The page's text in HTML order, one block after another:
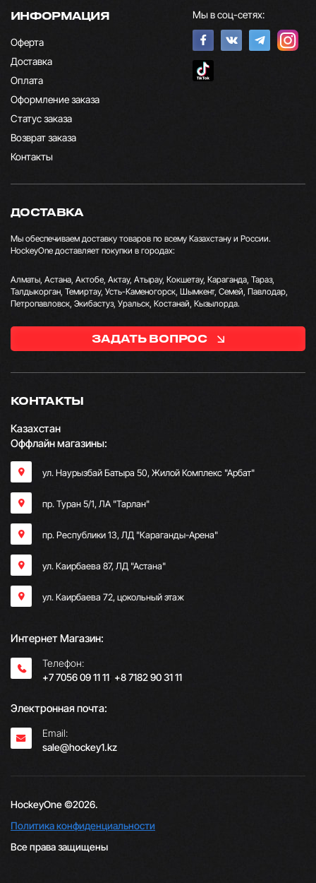
ИНФОРМАЦИЯ
Оферта
Доставка
Оплата
Оформление заказа
Статус заказа
Возврат заказа
Контакты
Мы в соц-сетях:
КОНТАКТЫ
Казахстан
Оффлайн магазины:
ул. Наурызбай Батыра 50, Жилой Комплекс "Арбат"
пр. Туран 5/1, ЛА "Тарлан"
пр. Республики 13, ​ЛД "Караганды-Арена"
ул. Каирбаева 87, ЛД "Астана"
ул. Каирбаева 72, цокольный этаж
Интернет Магазин:
Телефон:
+7 7056 09 11 11; +8 7182 90 31 11
Электронная почта:
Email:
sale@hockey1.kz
ДОСТАВКА
Мы обеспечиваем доставку товаров по всему Казахстану и России.
HockeyOne доставляет покупки в городах:
Алматы, Астана, Актобе, Актау, Атырау, Кокшетау, Караганда, Тараз,
Талдыкорган, Темиртау, Усть-Каменогорск, Шымкент, Семей, Павлодар,
Петропавловск, Экибастуз, Уральск, Костанай, Кызылорда.
ЗАДАТЬ ВОПРОС
HockeyOne ©2026.
Политика конфиденциальности
Все права защищены